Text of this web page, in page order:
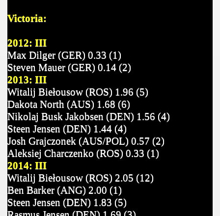
Victoria:
2012: III
Max Dilger (GER) 0.33 (1)
Steven Mauer (GER) 0.14 (2)
2013: III
Witalij Biełousow (ROS) 1.96 (5)
Dakota North (AUS) 1.68 (6)
Nikolaj Busk Jakobsen (DEN) 1.56 (4)
Steen Jensen (DEN) 1.44 (4)
Josh Grajczonek (AUS/POL) 0.57 (2)
Aleksiej Charczenko (ROS) 0.33 (1)
2014: III
Witalij Biełousow (ROS) 2.05 (12)
Ben Barker (ANG) 2.00 (1)
Steen Jensen (DEN) 1.83 (5)